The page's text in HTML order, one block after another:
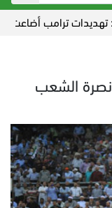
ترامب أضاعت التفوق
الشعب